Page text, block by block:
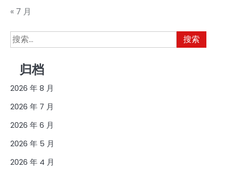
« 7 月
搜
索：
归档
2026 年 8 月
2026 年 7 月
2026 年 6 月
2026 年 5 月
2026 年 4 月